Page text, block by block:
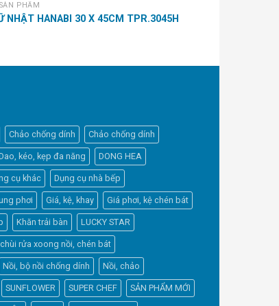
PHẨM
NHẬT HANABI 30 X 45CM TPR.3045H
Chảo chống dính Chảo chống dính
kéo, kẹp đa năng DONG HEA
cụ khác Dụng cụ nhà bếp
phơi Giá, kệ, khay Giá phơi, kệ chén bát
Khăn trải bàn LUCKY STAR
rửa xoong nồi, chén bát
Nồi, bộ nồi chống dính Nồi, chảo
SUNFLOWER SUPER CHEF SẢN PHẨM MỚI
Elfsight
Typically replies within a day
10:24